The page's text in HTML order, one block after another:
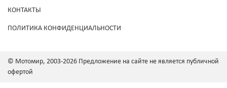
КОНТАКТЫ
ПОЛИТИКА КОНФИДЕНЦИАЛЬНОСТИ
© Мотомир, 2003-2026 Предложение на сайте не является публичной
офертой